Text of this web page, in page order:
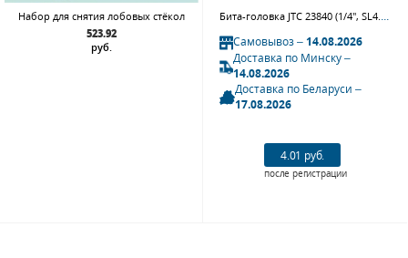
Набор для снятия лобовых стёкол
523.92
руб.
Самовывоз –14.08.2026
Доставка по Минску –
14.08.2026
Доставка по Беларуси –
17.08.2026
4.01 руб.
после регистрации